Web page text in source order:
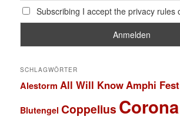
Subscribing I accept the privacy rules
SCHLAGWÖRTER
Alestorm All Will KnowAmphi
Blutengel Coppelius Corona